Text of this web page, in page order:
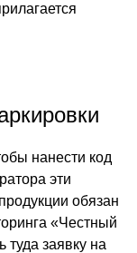
нанести код
эти
обязан
«Честный
туда заявку на